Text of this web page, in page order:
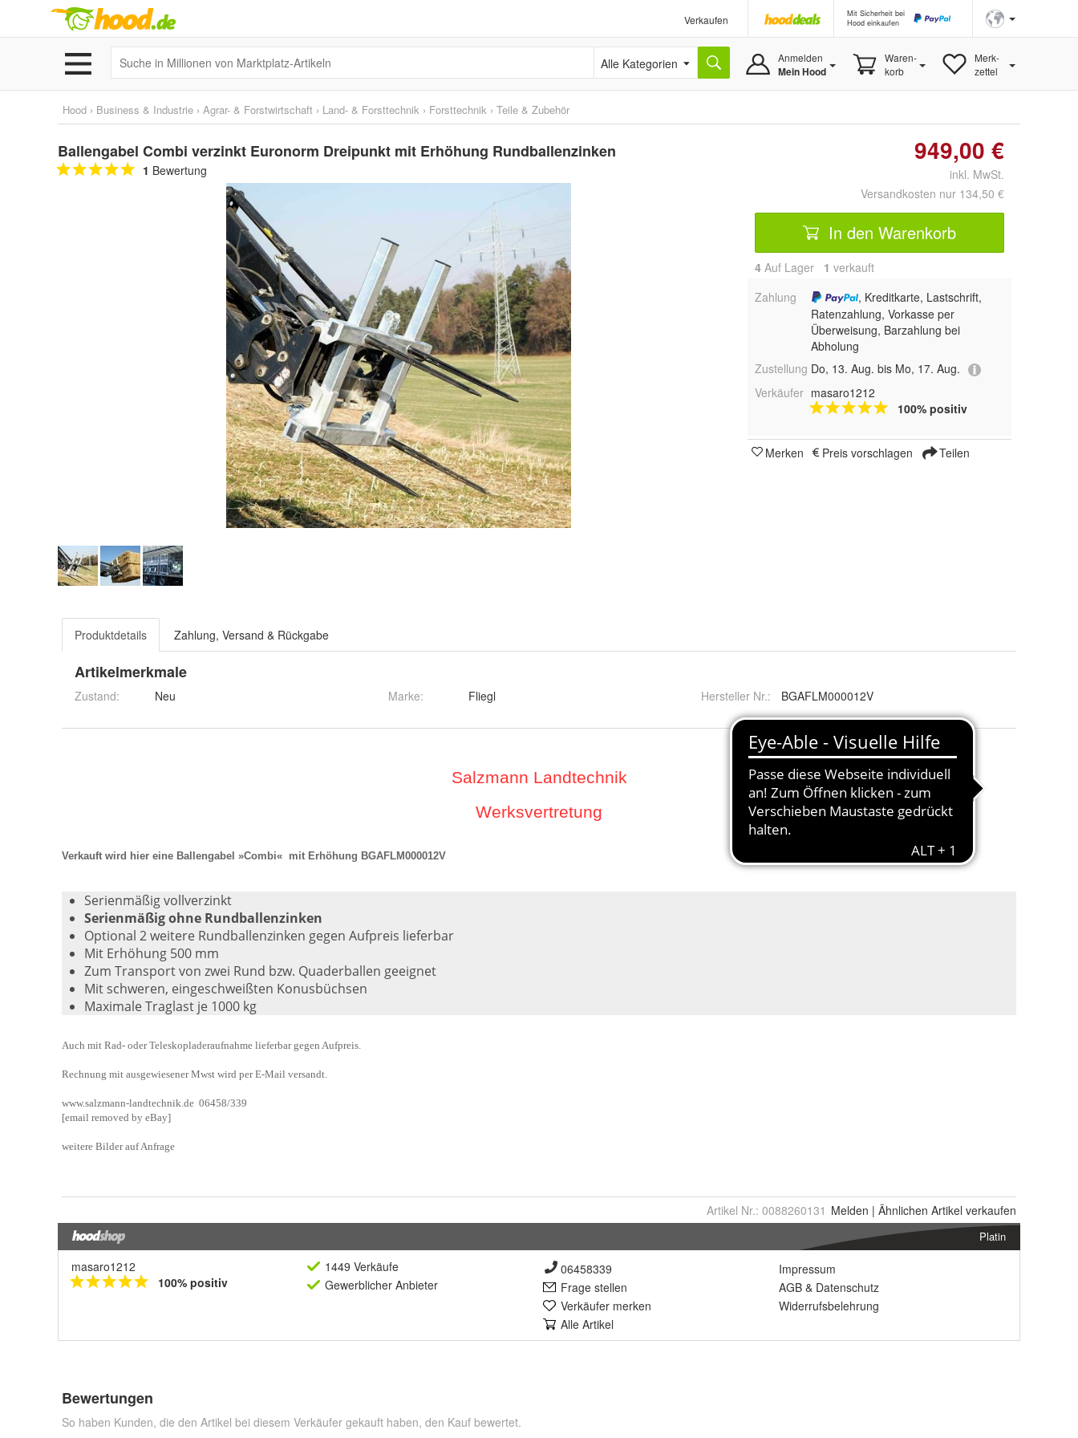
Verkaufen
Mit Sicherheit bei
Hood einkaufen
Alle Kategorien Anmelden
Mein Hood
Waren-
korb
Merk-
zettel
Hood › Business & Industrie › Agrar- & Forstwirtschaft › Land- & Forsttechnik › Forsttechnik › Teile & Zubehör
Ballengabel Combi verzinkt Euronorm Dreipunkt mit Erhöhung Rundballenzinken
1 Bewertung
949,00 €
inkl. MwSt.
Versandkosten nur 134,50 €
In den Warenkorb
4 Auf Lager 1 verkauft
Zahlung
, Kreditkarte, Lastschrift,
Ratenzahlung, Vorkasse per
Überweisung, Barzahlung bei
Abholung
Zustellung Do, 13. Aug. bis Mo, 17. Aug.
Verkäufer masaro1212
100% positiv
Merken Preis vorschlagen Teilen
Produktdetails Zahlung, Versand & Rückgabe
Artikelmerkmale
Zustand: Neu Marke: Fliegl Hersteller Nr.: BGAFLM000012V
Artikel Nr.: 0088260131 Melden | Ähnlichen Artikel verkaufen
Platin
masaro1212
100% positiv
1449 Verkäufe
Gewerblicher Anbieter
06458339
Frage stellen
Verkäufer merken
Alle Artikel
Impressum
AGB & Datenschutz
Widerrufsbelehrung
Bewertungen
So haben Kunden, die den Artikel bei diesem Verkäufer gekauft haben, den Kauf bewertet.